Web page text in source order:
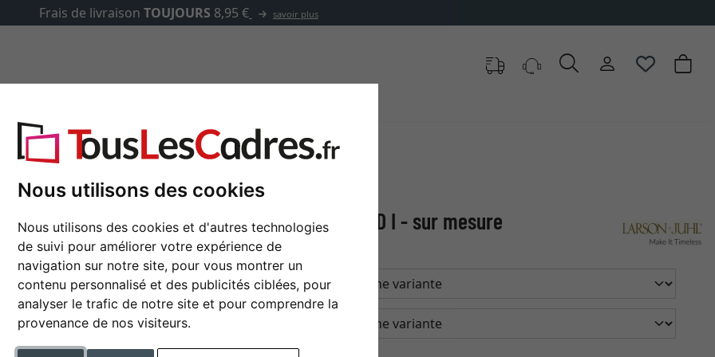
Nous utilisons des cookies
Nous utilisons des cookies et d'autres technologies
de suivi pour améliorer votre expérience de
navigation sur notre site, pour vous montrer un
contenu personnalisé et des publicités ciblées, pour
analyser le trafic de notre site et pour comprendre la
provenance de nos visiteurs.
Cadre en bois WOODLAND I - sur mesure
couleur